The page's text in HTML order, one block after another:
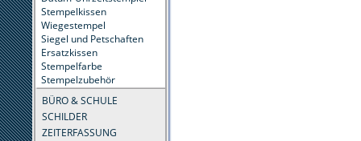
Stempelkissen
Wiegestempel
Siegel und Petschaften
Ersatzkissen
Stempelfarbe
Stempelzubehör
BÜRO & SCHULE
SCHILDER
ZEITERFASSUNG